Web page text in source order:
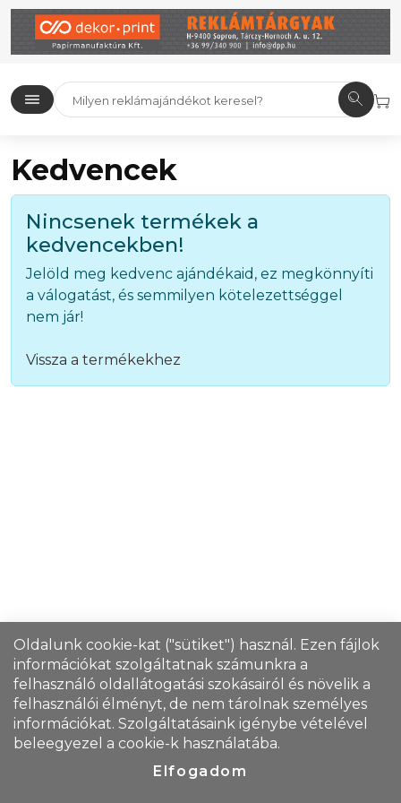
Kedvencek
Nincsenek termékek a
kedvencekben!
Jelöld meg kedvenc ajándékaid, ez megkönnyíti
a válogatást, és semmilyen kötelezettséggel
nem jár!
Vissza a termékekhez
Oldalunk cookie-kat ("sütiket") használ. Ezen fájlok
információkat szolgáltatnak számunkra a
felhasználó oldallátogatási szokásairól és növelik a
felhasználói élményt, de nem tárolnak személyes
információkat. Szolgáltatásaink igénybe vételével
beleegyezel a cookie-k használatába.
Elfogadom